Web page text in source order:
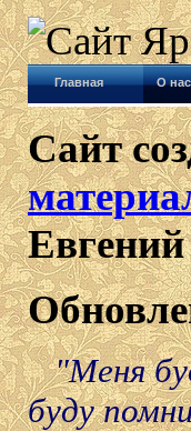
Главная О нас
Сайт
"Меня
буду